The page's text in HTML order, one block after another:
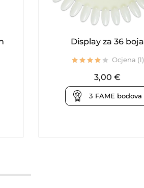
Display za 36 boja
Ocjena (1)
3,00 €
3 FAME bodova